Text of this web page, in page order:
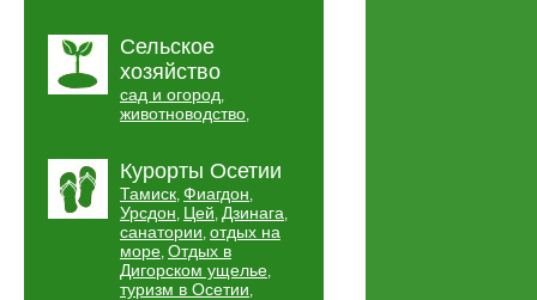
Сельское
хозяйство
сад и огород,
животноводство,
Курорты Осетии
Тамиск, Фиагдон,
Урсдон, Цей, Дзинага,
санатории, отдых на
море, Отдых в
Дигорском ущелье,
туризм в Осетии,